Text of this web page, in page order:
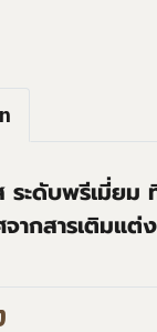
ะดับพรีเมี่ยม
ากสารเติมแต่ง